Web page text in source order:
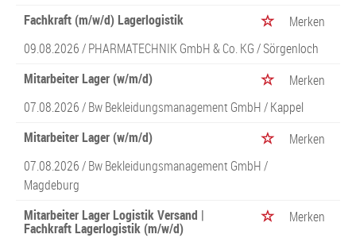
Fachkraft (m/w/d) Lagerlogistik
Merken
09.08.2026 /PHARMATECHNIK GmbH & Co. KG/ Sörgenloch
Mitarbeiter Lager (w/m/d)
Merken
07.08.2026 /Bw Bekleidungsmanagement GmbH/ Kappel
Mitarbeiter Lager (w/m/d)
Merken
07.08.2026 /Bw Bekleidungsmanagement GmbH/
Magdeburg
Mitarbeiter Lager Logistik Versand |
Fachkraft Lagerlogistik (m/w/d)
Merken